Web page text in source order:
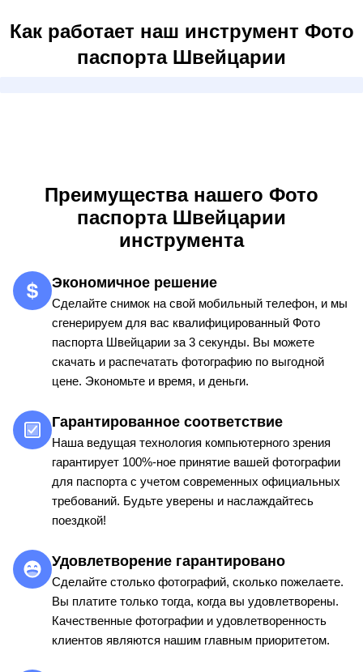
Как работает наш инструмент Фото
паспорта Швейцарии
Преимущества нашего Фото
паспорта Швейцарии
инструмента
Экономичное решение
Сделайте снимок на свой мобильный телефон, и мы
сгенерируем для вас квалифицированный Фото
паспорта Швейцарии за 3 секунды. Вы можете
скачать и распечатать фотографию по выгодной
цене. Экономьте и время, и деньги.
Гарантированное соответствие
Наша ведущая технология компьютерного зрения
гарантирует 100%-ное принятие вашей фотографии
для паспорта с учетом современных официальных
требований. Будьте уверены и наслаждайтесь
поездкой!
Удовлетворение гарантировано
Сделайте столько фотографий, сколько пожелаете.
Вы платите только тогда, когда вы удовлетворены.
Качественные фотографии и удовлетворенность
клиентов являются нашим главным приоритетом.